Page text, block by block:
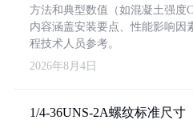
方法和典型数值（如混凝土强度
内容涵盖安装要点、性能影响因
程技术人员参考。
2026年8月4日
1/4-36UNS-2A螺纹标准尺寸